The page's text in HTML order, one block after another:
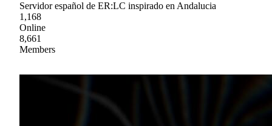
Servidor español de ER:LC inspirado en Andalucia
1,168
Online
8,661
Members